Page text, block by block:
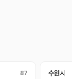
87 수원시